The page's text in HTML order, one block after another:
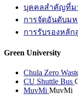
บุคคลสำคัญที่ม
การจัดอันดับม
การรับรองหลัก
Green University
Chula Zero
CU Shuttle Bus
MuvMi MuvMi